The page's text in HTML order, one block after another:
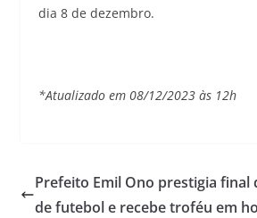
dia 8 de dezembro.
*Atualizado em 08/12/2023 às 12h
Prefeito Emil Ono prestigia final
de futebol e recebe troféu em